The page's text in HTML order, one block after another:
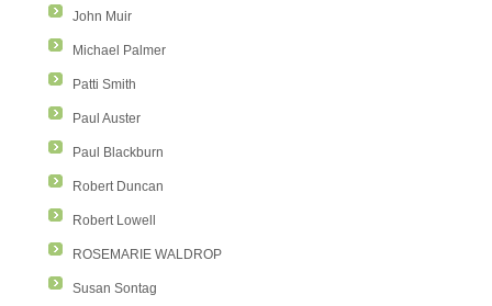
John Muir
Michael Palmer
Patti Smith
Paul Auster
Paul Blackburn
Robert Duncan
Robert Lowell
ROSEMARIE WALDROP
Susan Sontag